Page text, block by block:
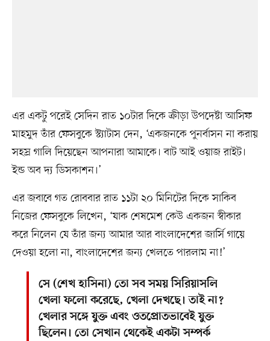
এর একটু পরেই সেদিন রাত ১০টার দিকে ক্রীড়া উপদেষ্টা আসিফ
মাহমুদ তাঁর ফেসবুকে স্ট্যাটাস দেন, ‘একজনকে পুনর্বাসন না করায়
সহস্র গালি দিয়েছেন আপনারা আমাকে। বাট আই ওয়াজ রাইট।
ইন্ড অব দ্য ডিসকাশন।’
এর জবাবে গত রোববার রাত ১১টা ২০ মিনিটের দিকে সাকিব
নিজের ফেসবুকে লিখেন, ‘যাক শেষমেশ কেউ একজন স্বীকার
করে নিলেন যে তাঁর জন্য আমার আর বাংলাদেশের জার্সি গায়ে
দেওয়া হলো না, বাংলাদেশের জন্য খেলতে পারলাম না!’
সে (শেখ হাসিনা) তো সব সময় সিরিয়াসলি
খেলা ফলো করেছে, খেলা দেখছে। তাই না?
খেলার সঙ্গে যুক্ত এবং ওতপ্রোতভাবেই যুক্ত
ছিলেন। তো সেখান থেকেই একটা সম্পর্ক